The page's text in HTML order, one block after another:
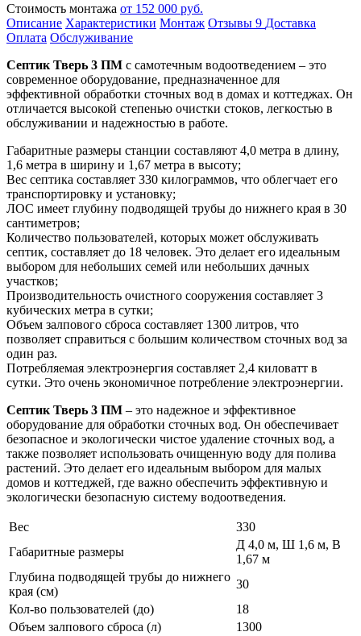
Стоимость монтажа от 152 000 руб.
Описание Характеристики Монтаж Отзывы 9 Доставка
Оплата Обслуживание
Септик Тверь 3 ПМ с самотечным водоотведением – это
современное оборудование, предназначенное для
эффективной обработки сточных вод в домах и коттеджах. Он
отличается высокой степенью очистки стоков, легкостью в
обслуживании и надежностью в работе.
Габаритные размеры станции составляют 4,0 метра в длину,
1,6 метра в ширину и 1,67 метра в высоту;
Вес септика составляет 330 килограммов, что облегчает его
транспортировку и установку;
ЛОС имеет глубину подводящей трубы до нижнего края в 30
сантиметров;
Количество пользователей, которых может обслуживать
септик, составляет до 18 человек. Это делает его идеальным
выбором для небольших семей или небольших дачных
участков;
Производительность очистного сооружения составляет 3
кубических метра в сутки;
Объем залпового сброса составляет 1300 литров, что
позволяет справиться с большим количеством сточных вод за
один раз.
Потребляемая электроэнергия составляет 2,4 киловатт в
сутки. Это очень экономичное потребление электроэнергии.
Септик Тверь 3 ПМ – это надежное и эффективное
оборудование для обработки сточных вод. Он обеспечивает
безопасное и экологически чистое удаление сточных вод, а
также позволяет использовать очищенную воду для полива
растений. Это делает его идеальным выбором для малых
домов и коттеджей, где важно обеспечить эффективную и
экологически безопасную систему водоотведения.
Вес
330
Габаритные размеры
Д 4,0 м, Ш 1,6 м, В
1,67 м
Глубина подводящей трубы до нижнего
края (см)
30
Кол-во пользователей (до)
18
Объем залпового сброса (л)
1300